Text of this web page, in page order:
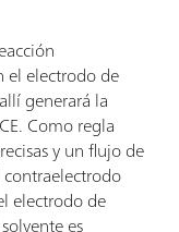
el electrodo de
generará la
Como regla
y un flujo de
electrodo de
es